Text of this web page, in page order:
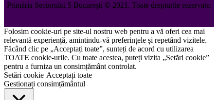
Primăria Sectorului 5 București ©️2021. Toate drepturile rezervate.
Folosim cookie-uri pe site-ul nostru web pentru a vă oferi cea mai
relevantă experiență, amintindu-vă preferințele și repetând vizitele.
Făcând clic pe „Acceptați toate”, sunteți de acord cu utilizarea
TOATE cookie-urile. Cu toate acestea, puteți vizita „Setări cookie”
pentru a furniza un consimțământ controlat.
Setări cookie Acceptați toate
Gestionați consimțământul